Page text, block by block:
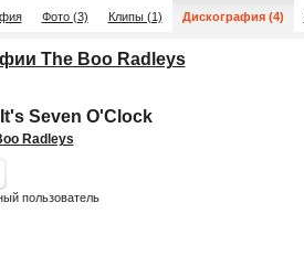
Фото (3) Клипы (1) Дискография (4)
The Boo Radleys
Seven O'Clock
Radleys
пользователь